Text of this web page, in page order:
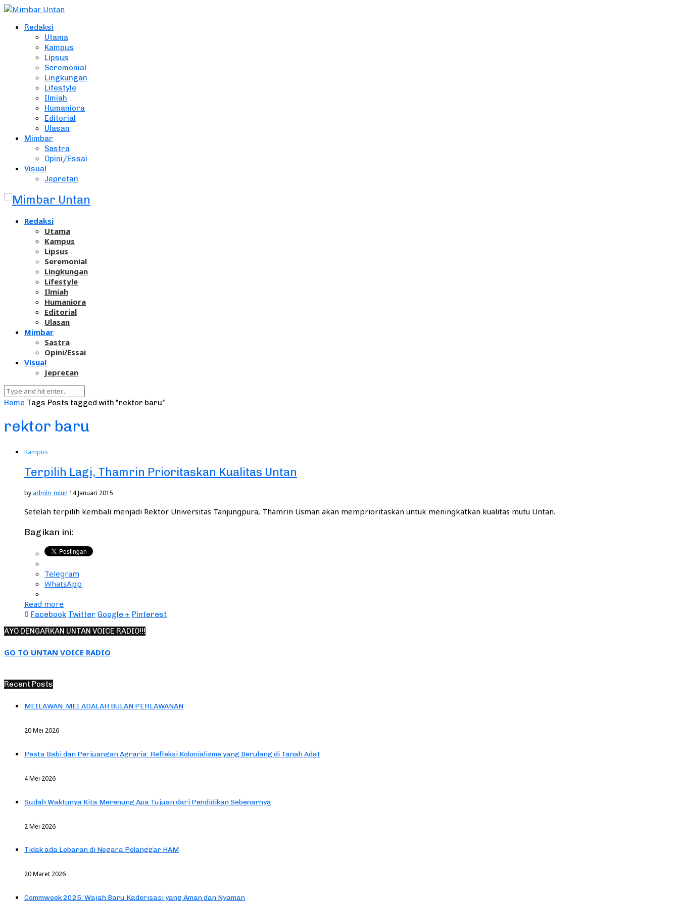
Redaksi
Utama
Kampus
Lipsus
Seremonial
Lingkungan
Lifestyle
Ilmiah
Humaniora
Editorial
Ulasan
Mimbar
Sastra
Opini/Essai
Visual
Jepretan
Redaksi
Utama
Kampus
Lipsus
Seremonial
Lingkungan
Lifestyle
Ilmiah
Humaniora
Editorial
Ulasan
Mimbar
Sastra
Opini/Essai
Visual
Jepretan
Home Tags Posts tagged with "rektor baru"
rektor baru
Kampus
Terpilih Lagi, Thamrin Prioritaskan Kualitas Untan
by admin_miun 14 Januari 2015
Setelah terpilih kembali menjadi Rektor Universitas Tanjungpura, Thamrin Usman akan memprioritaskan untuk meningkatkan kualitas mutu Untan.
Bagikan ini:
Telegram
WhatsApp
Read more
0 Facebook Twitter Google + Pinterest
AYO DENGARKAN UNTAN VOICE RADIO!!!
GO TO UNTAN VOICE RADIO
Recent Posts
MEILAWAN: MEI ADALAH BULAN PERLAWANAN
20 Mei 2026
Pesta Babi dan Perjuangan Agraria: Refleksi Kolonialisme yang Berulang di Tanah Adat
4 Mei 2026
Sudah Waktunya Kita Merenung Apa Tujuan dari Pendidikan Sebenarnya
2 Mei 2026
Tidak ada Lebaran di Negara Pelanggar HAM
20 Maret 2026
Commweek 2025: Wajah Baru Kaderisasi yang Aman dan Nyaman